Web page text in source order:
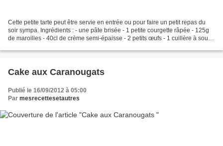
Cette petite tarte peut être servie en entrée ou pour faire un petit repas du
soir sympa. Ingrédients : - une pâte brisée - 1 petite courgette râpée - 125g
de maroilles - 40cl de crème semi-épaisse - 2 petits œufs - 1 cuillère à soupe
Cake aux Caranougats
Publié le 16/09/2012 à 05:00
Par mesrecettesetautres